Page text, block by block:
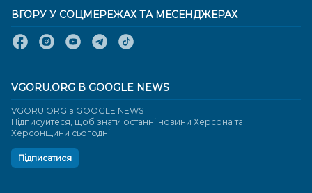
ВГОРУ У СОЦМЕРЕЖАХ ТА МЕСЕНДЖЕРАХ
VGORU.ORG В GOOGLE NEWS
VGORU.ORG в GOOGLE NEWS
Підписуйтеся, щоб знати останні новини Херсона та
Херсонщини сьогодні
Підписатися